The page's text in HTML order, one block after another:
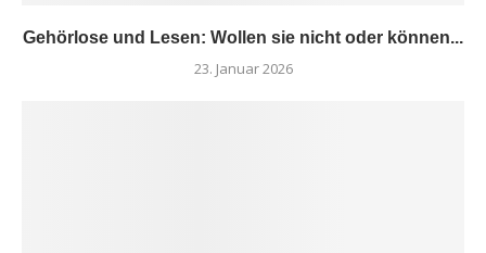
Gehörlose und Lesen: Wollen sie nicht oder können...
23. Januar 2026